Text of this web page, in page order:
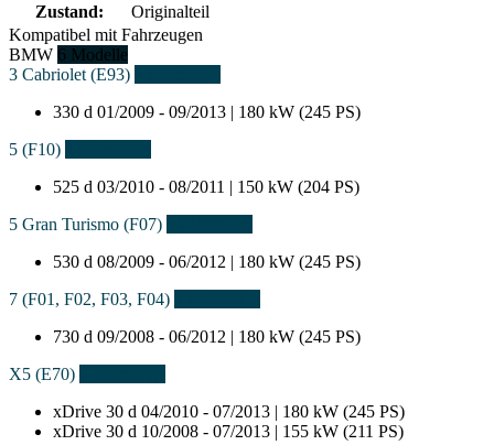
Zustand:
Originalteil
Kompatibel mit Fahrzeugen
BMW 6 Modelle
3 Cabriolet (E93)
330 d 01/2009 - 09/2013 | 180 kW (245 PS)
5 (F10)
525 d 03/2010 - 08/2011 | 150 kW (204 PS)
5 Gran Turismo (F07)
530 d 08/2009 - 06/2012 | 180 kW (245 PS)
7 (F01, F02, F03, F04)
730 d 09/2008 - 06/2012 | 180 kW (245 PS)
X5 (E70)
xDrive 30 d 04/2010 - 07/2013 | 180 kW (245 PS)
xDrive 30 d 10/2008 - 07/2013 | 155 kW (211 PS)